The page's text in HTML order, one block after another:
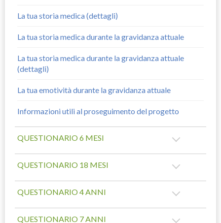
La tua storia medica (dettagli)
La tua storia medica durante la gravidanza attuale
La tua storia medica durante la gravidanza attuale
(dettagli)
La tua emotività durante la gravidanza attuale
Informazioni utili al proseguimento del progetto
QUESTIONARIO 6 MESI
QUESTIONARIO 18 MESI
QUESTIONARIO 4 ANNI
QUESTIONARIO 7 ANNI